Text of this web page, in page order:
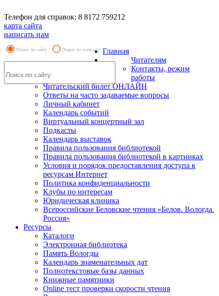
Телефон для справок: 8 8172 759212
карта сайта
написать нам
Поиск по сайту Поиск по каталогу Главная
Читателям
Контакты, режим
работы
Читательский билет ОНЛАЙН
Ответы на часто задаваемые вопросы
Личный кабинет
Календарь событий
Виртуальный концертный зал
Подкасты
Календарь выставок
Правила пользования библиотекой
Правила пользования библиотекой в картинках
Условия и порядок предоставления доступа к
ресурсам Интернет
Политика конфиденциальности
Клубы по интересам
Юридическая клиника
Всероссийские Беловские чтения «Белов. Вологда.
Россия»
Ресурсы
Каталоги
Электронная библиотека
Память Вологды
Календарь знаменательных дат
Полнотекстовые базы данных
Книжные памятники
Online тест проверки скорости чтения